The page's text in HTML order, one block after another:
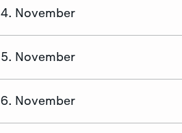
4. November
5. November
6. November